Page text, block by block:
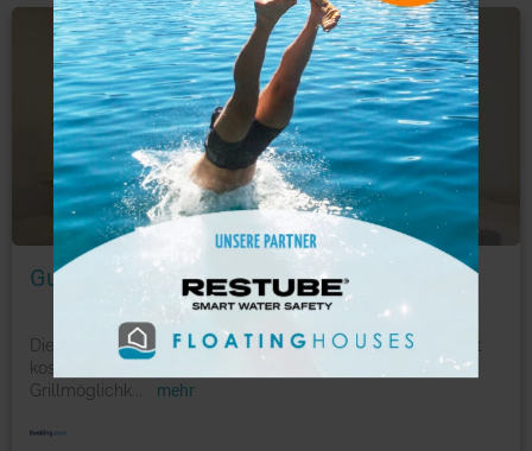
Ferienwohnung
Foto: © booking.com
Gute Stube
Die Gute Stube befindet sich in Weiden am See und bietet
kostenfreie Fahrräder, einen Garten und
Grillmöglichk
mehr